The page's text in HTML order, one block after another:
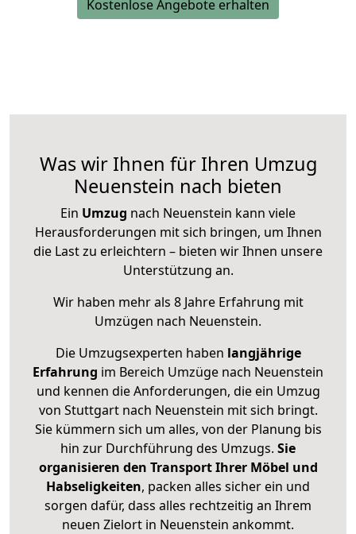
Kostenlose Angebote erhalten
Was wir Ihnen für Ihren Umzug
Neuenstein nach bieten
Ein Umzug nach Neuenstein kann viele
Herausforderungen mit sich bringen, um Ihnen
die Last zu erleichtern – bieten wir Ihnen unsere
Unterstützung an.
Wir haben mehr als 8 Jahre Erfahrung mit
Umzügen nach Neuenstein.
Die Umzugsexperten haben langjährige
Erfahrung im Bereich Umzüge nach Neuenstein
und kennen die Anforderungen, die ein Umzug
von Stuttgart nach Neuenstein mit sich bringt.
Sie kümmern sich um alles, von der Planung bis
hin zur Durchführung des Umzugs. Sie
organisieren den Transport Ihrer Möbel und
Habseligkeiten, packen alles sicher ein und
sorgen dafür, dass alles rechtzeitig an Ihrem
neuen Zielort in Neuenstein ankommt.